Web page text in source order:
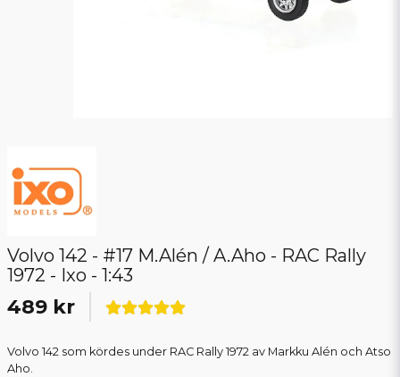
Volvo 142 - #17 M.Alén / A.Aho - RAC Rally
1972 - Ixo - 1:43
489 kr
Volvo 142 som kördes under RAC Rally 1972 av Markku Alén och Atso
Aho.